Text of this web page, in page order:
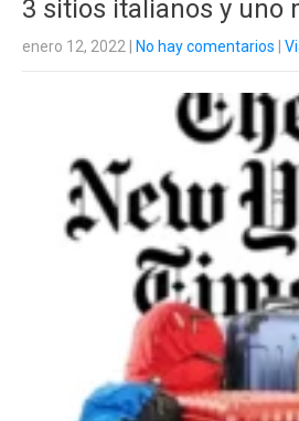
3 sitios italianos y uno
enero 12, 2022 No hay comentarios